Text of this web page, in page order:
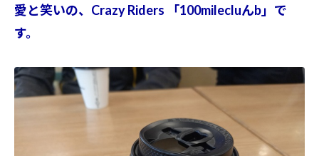
愛と笑いの、Crazy Riders 「100milecluんb」で
す。